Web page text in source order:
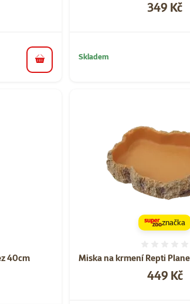
do košíku
Cena
349 Kč
Skladem
40cm Miska na krmení Repti
Cena
449 Kč
značka